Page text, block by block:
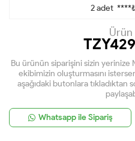
2 adet ****
Ürün
Bu ürünün siparişini sizin
ekibimizin oluşturmasını
aşağıdaki butonlara
Whatsapp ile Sipariş